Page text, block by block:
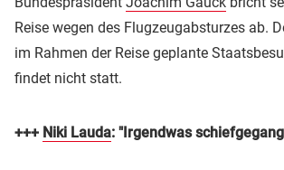
Reise wegen des Flugzeugabsturzes ab.
im Rahmen der Reise geplante
findet nicht statt.
+++ Niki Lauda: "Irgendwas